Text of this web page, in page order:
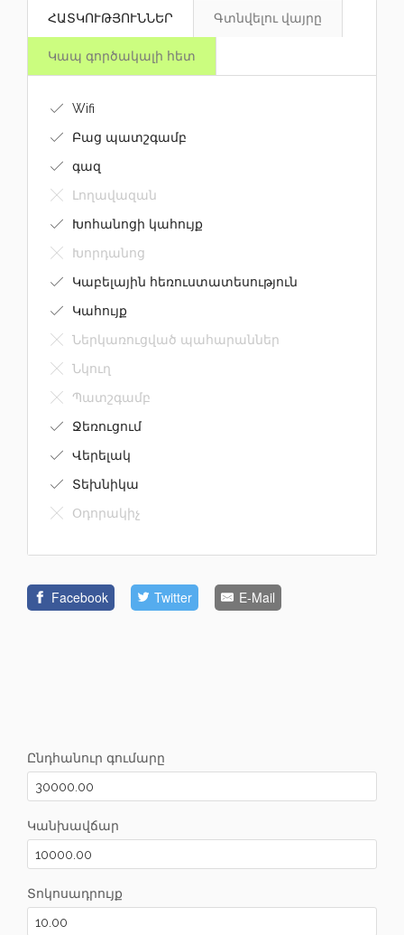
ՀԱՏԿՈՒԹՅՈՒՆՆԵՐ Գտնվելու վայրը
Կապ գործակալի հետ
Wifi
Բաց պատշգամբ
գազ
Լողավազան
Խոհանոցի կահույք
Խորդանոց
Կաբելային հեռուստատեսություն
Կահույք
Ներկառուցված պահարաններ
Նկուղ
Պատշգամբ
Ջեռուցում
Վերելակ
Տեխնիկա
Օդորակիչ
Facebook Twitter E-Mail
Ընդհանուր գումարը
Կանխավճար
Տոկոսադրույք